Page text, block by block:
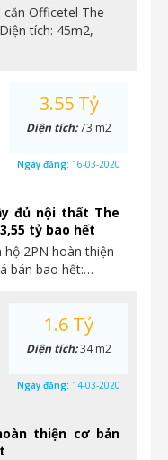
căn Officetel The
tích: 45m2,
đủ nội thất The
tỷ bao hết
hộ 2PN hoàn thiện
bán bao hết:…
3.55 Tỷ
Diện tích:73 m2
Ngày đăng: 16-03-2020
thiện cơ bản
1.6 Tỷ
Diện tích:34 m2
Ngày đăng: 14-03-2020